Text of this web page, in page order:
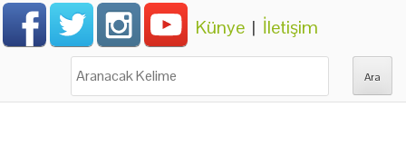
Künye | İletişim